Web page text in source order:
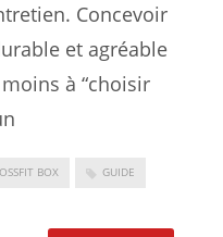
Concevoir
et agréable
à “choisir
BOX GUIDE